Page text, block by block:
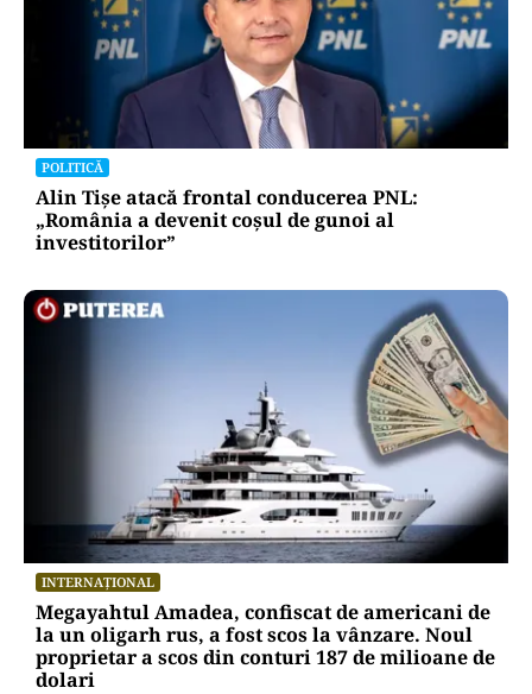
POLITICĂ
Alin Tișe atacă frontal conducerea PNL:
„România a devenit coșul de gunoi al
investitorilor”
INTERNAȚIONAL
Megayahtul Amadea, confiscat de americani de
la un oligarh rus, a fost scos la vânzare. Noul
proprietar a scos din conturi 187 de milioane de
dolari